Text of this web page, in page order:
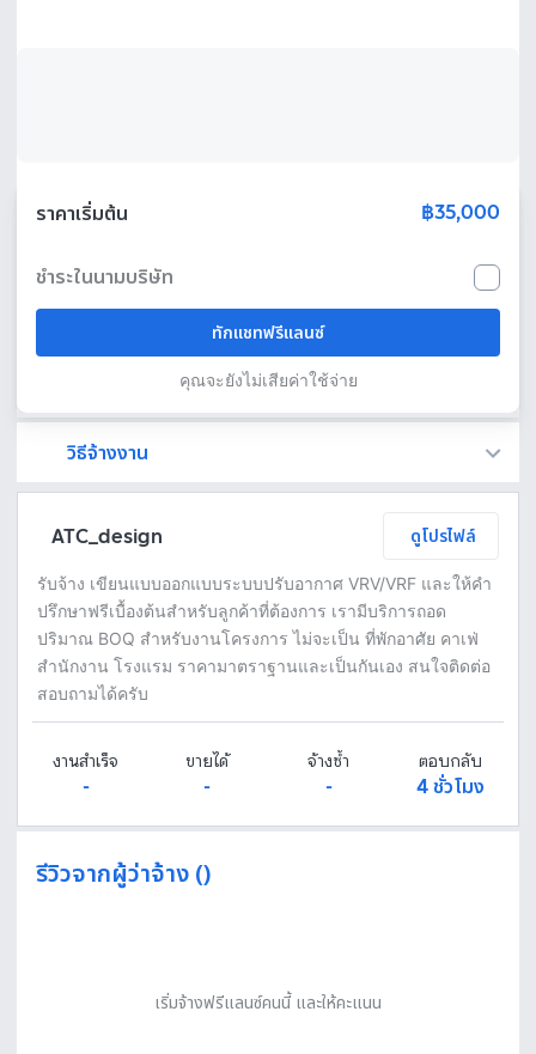
ราคาเริ่มต้น ฿35,000
ชำระในนามบริษัท
ทักแชทฟรีแลนซ์
คุณจะยังไม่เสียค่าใช้จ่าย
วิธีจ้างงาน
ATC_design ดูโปรไฟล์
รับจ้าง เขียนแบบออกแบบระบบปรับอากาศ VRV/VRF และให้คำ
ปรึกษาฟรีเบื้องต้นสำหรับลูกค้าที่ต้องการ เรามีบริการถอด
ปริมาณ BOQ สำหรับงานโครงการ ไม่จะเป็น ที่พักอาศัย คาเฟ่
สำนักงาน โรงแรม ราคามาตราฐานและเป็นกันเอง สนใจติดต่อ
สอบถามได้ครับ
งานสำเร็จ
-
ขายได้
-
จ้างซ้ำ
-
ตอบกลับ
4 ชั่วโมง
รีวิวจากผู้ว่าจ้าง ()
เริ่มจ้างฟรีแลนซ์คนนี้ และให้คะแนน